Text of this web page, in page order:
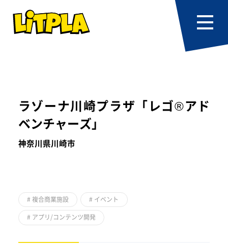
ラゾーナ川崎プラザ「レゴ®アド
ベンチャーズ」
神奈川県川崎市
# 複合商業施設 # イベント
# アプリ/コンテンツ開発